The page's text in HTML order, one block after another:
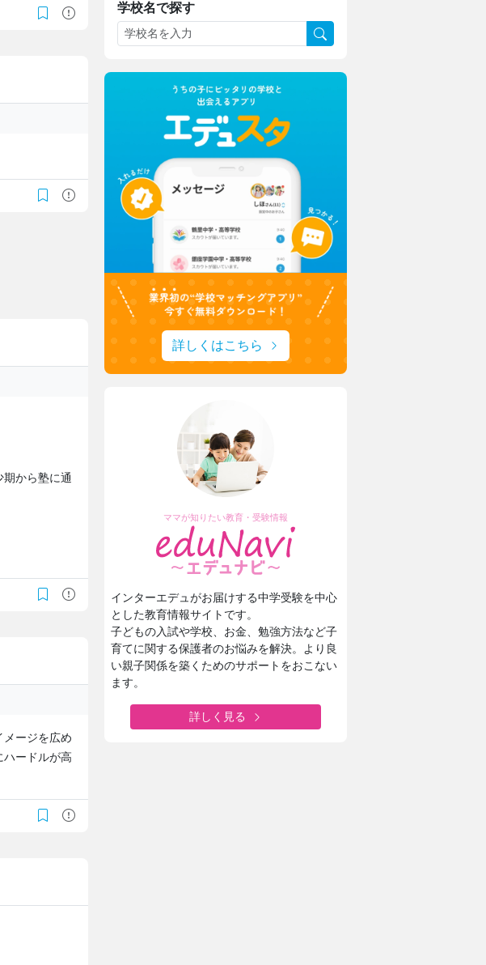
から塾に通
メージを広め
ードルが高
学校名で探す
詳しくはこちら
ママが知りたい教育・受験情報
インターエデュがお届けする中学受験を中心
とした教育情報サイトです。
子どもの入試や学校、お金、勉強方法など子
育てに関する保護者のお悩みを解決。より良
い親子関係を築くためのサポートをおこない
ます。
詳しく見る